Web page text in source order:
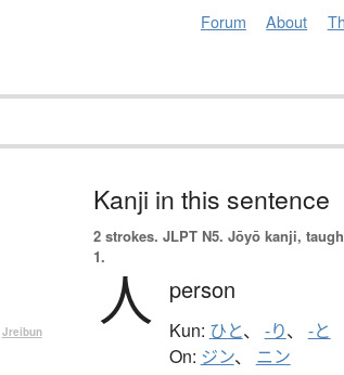
Forum About
Jreibun
Kanji in this sentence
2 strokes. JLPT N5. Jōyō kanji,
1.
人 person
Kun: ひと、 -り、 -と
On: ジン、 ニン